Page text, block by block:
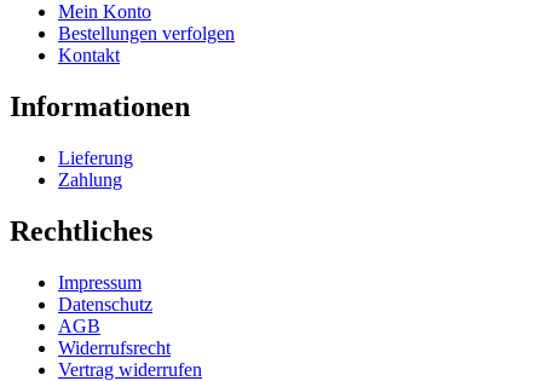
Mein Konto
Bestellungen verfolgen
Kontakt
Informationen
Lieferung
Zahlung
Rechtliches
Impressum
Datenschutz
AGB
Widerrufsrecht
Vertrag widerrufen